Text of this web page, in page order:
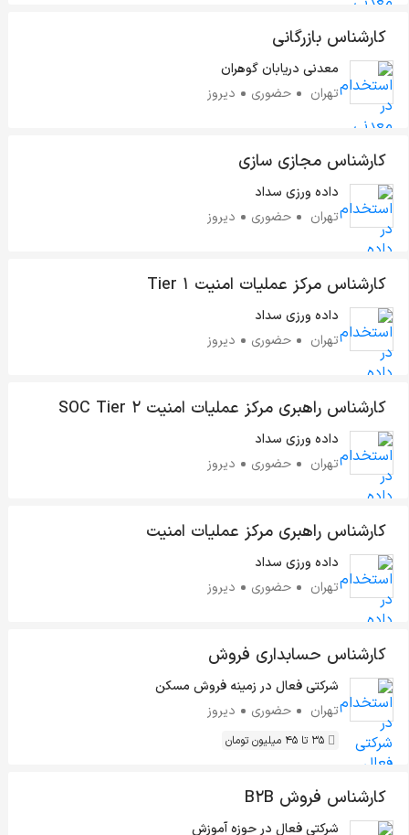
کارشناس بازرگانی
معدنی دریابان گوهران
تهران
حضوری دیروز
کارشناس مجازی سازی
داده ورزی سداد
تهران
حضوری دیروز
کارشناس مرکز عملیات امنیت Tier 1
داده ورزی سداد
تهران
حضوری دیروز
کارشناس راهبری مرکز عملیات امنیت SOC Tier 2
داده ورزی سداد
تهران
حضوری دیروز
کارشناس راهبری مرکز عملیات امنیت
داده ورزی سداد
تهران
حضوری دیروز
کارشناس حسابداری فروش
شرکتی فعال در زمینه فروش مسکن
تهران
حضوری دیروز
35 تا 45 میلیون تومان
کارشناس فروش B2B
شرکتی فعال در حوزه آموزش